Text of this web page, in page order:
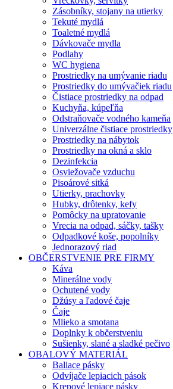
Zásobníky, stojany na utierky
Tekuté mydlá
Toaletné mydlá
Dávkovače mydla
Podlahy
WC hygiena
Prostriedky na umývanie riadu
Prostriedky do umývačiek riadu
Čistiace prostriedky na odpad
Kuchyňa, kúpeľňa
Odstraňovače vodného kameňa
Univerzálne čistiace prostriedky
Prostriedky na nábytok
Prostriedky na okná a sklo
Dezinfekcia
Osviežovače vzduchu
Pisoárové sitká
Utierky, prachovky
Hubky, drôtenky, kefy
Pomôcky na upratovanie
Vrecia na odpad, sáčky, tašky
Odpadkové koše, popolníky
Jednorazový riad
OBČERSTVENIE PRE FIRMY
Káva
Minerálne vody
Ochutené vody
Džúsy a ľadové čaje
Čaje
Mlieko a smotana
Doplnky k občerstveniu
Sušienky, slané a sladké pečivo
OBALOVÝ MATERIÁL
Baliace pásky
Odvíjače lepiacich pások
Krepové lepiace pásky